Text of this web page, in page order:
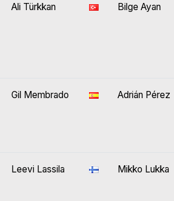
Ali Türkkan Bilge Ayan
Gil Membrado Adrián Pérez
Leevi Lassila Mikko Lukka